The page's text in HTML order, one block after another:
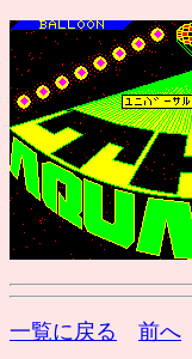
一覧に戻る 前へ